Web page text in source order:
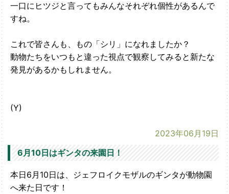
一口にヒツジと言ってもみんなそれぞれ個性があるんで
すね。
これで皆さんも、もの「シリ」になれましたか？
動物たちをいつもと違った視点で観察してみると新たな
発見があるかもしれません。
(Y)
2023年06月19日
6月10日はギンタの来園日！
本日6月10日は、ジェフロイクモザルのギンタが動物園
へ来た日です！